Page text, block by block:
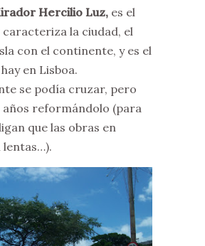
Hercilio Luz, es el
caracteriza la ciudad, el
con el continente, y es el
en Lisboa.
se podía cruzar, pero
años reformándolo (para
que las obras en
lentas…).